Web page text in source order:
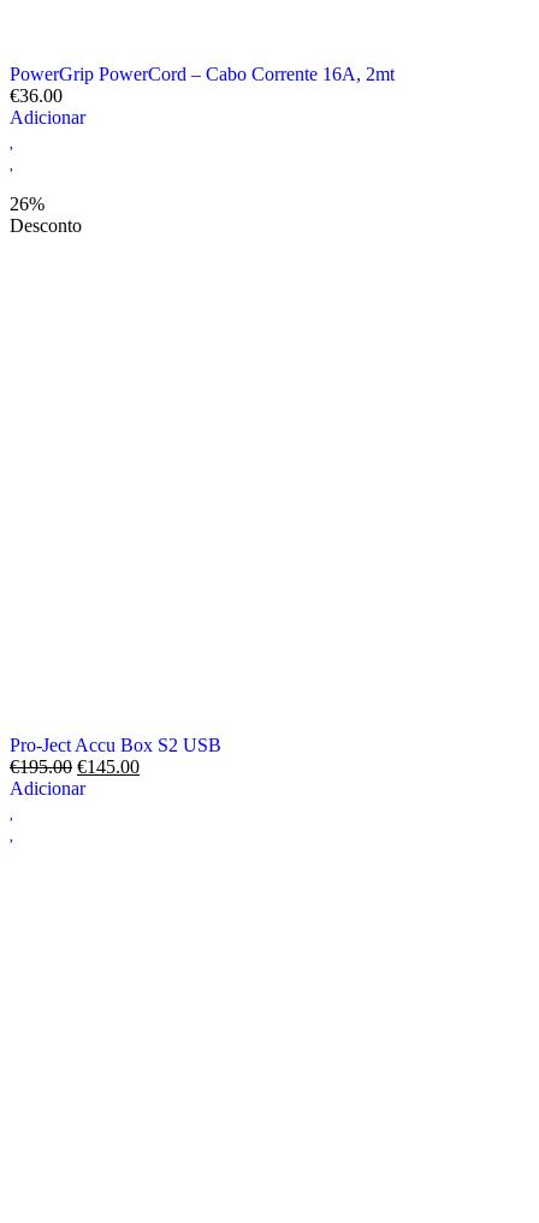
PowerGrip PowerCord – Cabo Corrente 16A, 2mt
€36.00
Adicionar
26%
Desconto
Pro-Ject Accu Box S2 USB
€195.00 €145.00
Adicionar